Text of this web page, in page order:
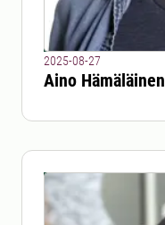
2025-08-27
Aino Hämäläinen